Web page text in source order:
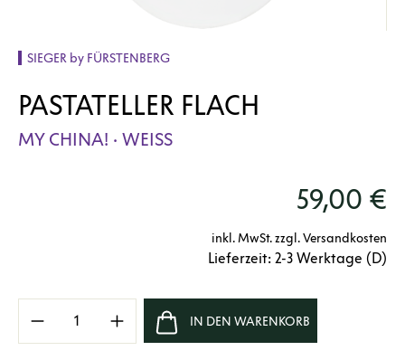
SIEGER by FÜRSTENBERG
PASTATELLER FLACH
MY CHINA! · WEISS
59,00 €
inkl. MwSt. zzgl. Versandkosten
Lieferzeit: 2-3 Werktage (D)
Produkt Anzahl: Gib den gewünschten
IN DEN WARENKORB